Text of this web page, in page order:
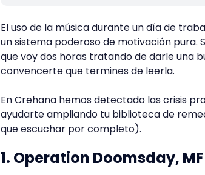
El uso de la música durante un día de
un sistema poderoso de motivación pura.
que voy dos horas tratando de darle una
convencerte que termines de leerla.
En Crehana hemos detectado las crisis
ayudarte ampliando tu biblioteca de
que escuchar por completo).
1. Operation Doomsday,